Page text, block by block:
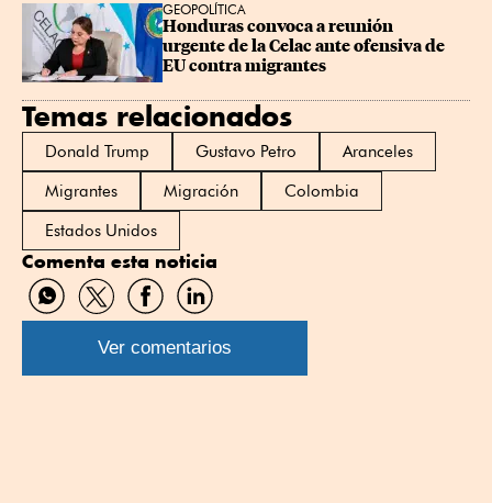
GEOPOLÍTICA
Honduras convoca a reunión
urgente de la Celac ante ofensiva de
EU contra migrantes
Temas relacionados
Donald Trump Gustavo Petro
Aranceles
Migrantes
Migración
Colombia
Estados Unidos
Comenta esta noticia
Compartir
por
WhatsApp
Compartir
por
Twitter
Compartir
por
Facebook
Compartir
por
Linkedin
Ver comentarios